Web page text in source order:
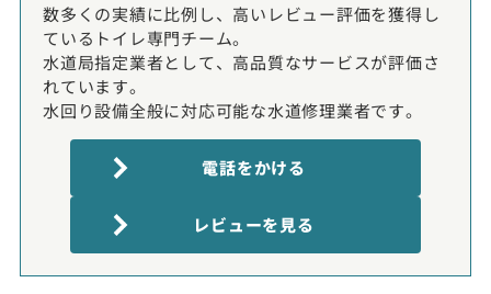
数多くの実績に比例し、高いレビュー評価を獲得し
ているトイレ専門チーム。
水道局指定業者として、高品質なサービスが評価さ
れています。
水回り設備全般に対応可能な水道修理業者です。
電話をかける
レビューを見る